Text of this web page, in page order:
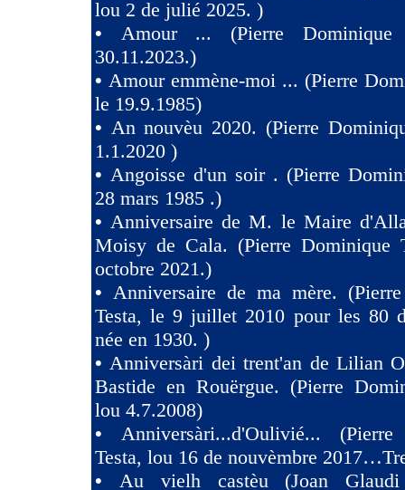
lou 2 de julié 2025. )
• Amour ... (Pierre Dominique
30.11.2023.)
• Amour emmène-moi ... (Pierre
le 19.9.1985)
• An nouvèu 2020. (Pierre
1.1.2020 )
• Angoisse d'un soir . (Pierre
28 mars 1985 .)
•Anniversaire de M. le Maire
Moisy de Cala. (Pierre Dominique
octobre 2021.)
• Anniversaire de ma mère.
Testa, le 9 juillet 2010 pour les 80
née en 1930. )
•Anniversàri dei trent'an de Lilian
Bastide en Rouërgue. (Pierre
lou 4.7.2008)
• Anniversàri...d'Oulivié...
Testa, lou 16 de nouvèmbre
• Au vielh castèu (Joan